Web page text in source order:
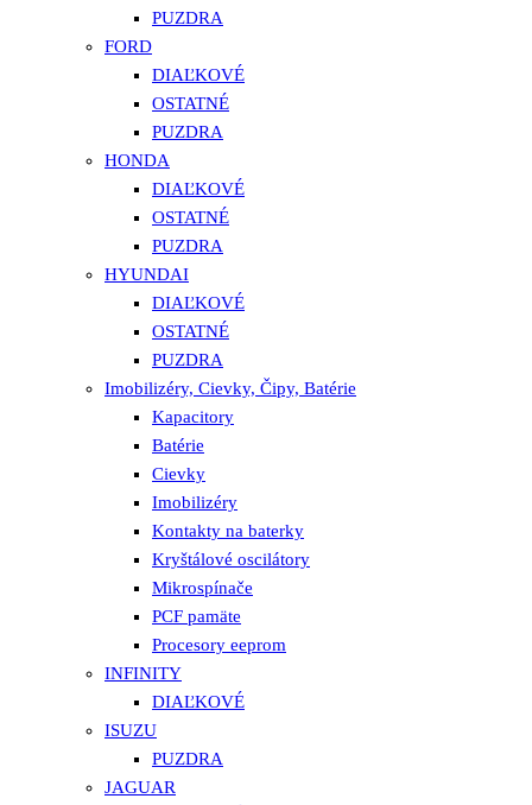
PUZDRA
FORD
DIAĽKOVÉ
OSTATNÉ
PUZDRA
HONDA
DIAĽKOVÉ
OSTATNÉ
PUZDRA
HYUNDAI
DIAĽKOVÉ
OSTATNÉ
PUZDRA
Imobilizéry, Cievky, Čipy, Batérie
Kapacitory
Batérie
Cievky
Imobilizéry
Kontakty na baterky
Kryštálové oscilátory
Mikrospínače
PCF pamäte
Procesory eeprom
INFINITY
DIAĽKOVÉ
ISUZU
PUZDRA
JAGUAR